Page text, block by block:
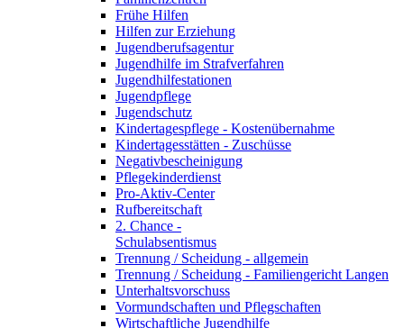
Frühe Hilfen
Hilfen zur Erziehung
Jugendberufsagentur
Jugendhilfe im Strafverfahren
Jugendhilfestationen
Jugendpflege
Jugendschutz
Kindertagespflege - Kostenübernahme
Kindertagesstätten - Zuschüsse
Negativbescheinigung
Pflegekinderdienst
Pro-Aktiv-Center
Rufbereitschaft
2. Chance -
Schulabsentismus
Trennung / Scheidung - allgemein
Trennung / Scheidung - Familiengericht Langen
Unterhaltsvorschuss
Vormundschaften und Pflegschaften
Wirtschaftliche Jugendhilfe